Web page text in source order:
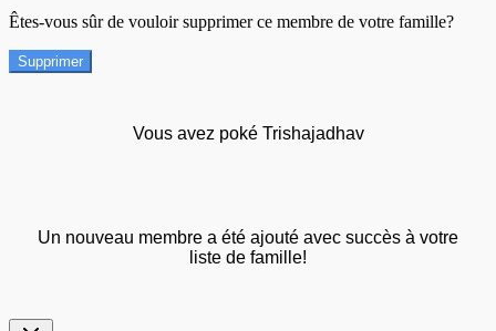
Êtes-vous sûr de vouloir supprimer ce membre de votre famille?
Supprimer
Vous avez poké Trishajadhav
Un nouveau membre a été ajouté avec succès à votre
liste de famille!